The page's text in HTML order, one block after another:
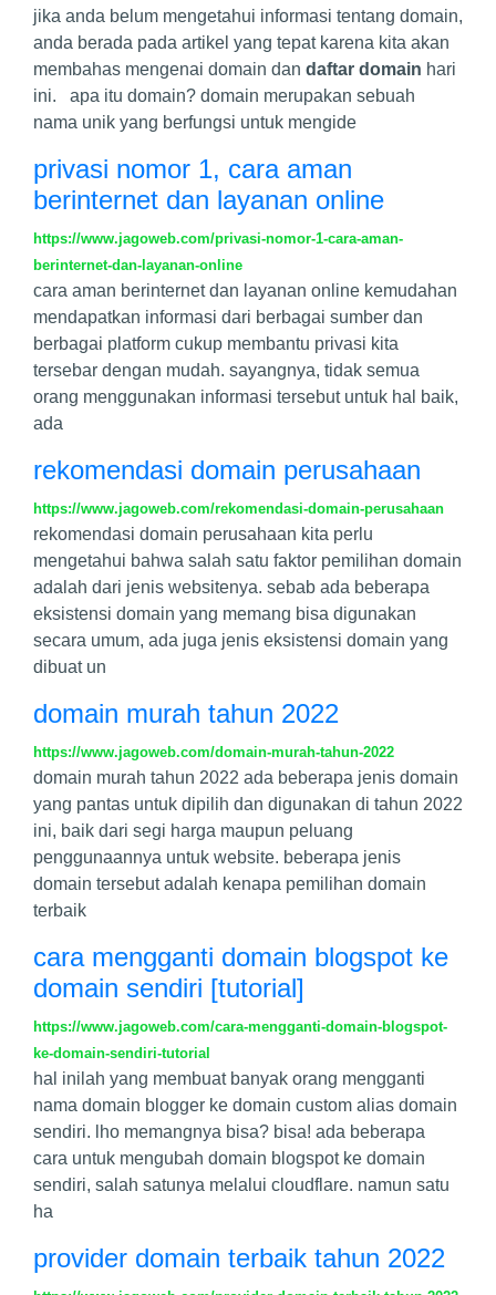
jika anda belum mengetahui informasi tentang domain,
anda berada pada artikel yang tepat karena kita akan
membahas mengenai domain dan daftar domain hari
ini. apa itu domain? domain merupakan sebuah
nama unik yang berfungsi untuk mengide
privasi nomor 1, cara aman
berinternet dan layanan online
https://www.jagoweb.com/privasi-nomor-1-cara-aman-
berinternet-dan-layanan-online
cara aman berinternet dan layanan online kemudahan
mendapatkan informasi dari berbagai sumber dan
berbagai platform cukup membantu privasi kita
tersebar dengan mudah. sayangnya, tidak semua
orang menggunakan informasi tersebut untuk hal baik,
ada
rekomendasi domain perusahaan
https://www.jagoweb.com/rekomendasi-domain-perusahaan
rekomendasi domain perusahaan kita perlu
mengetahui bahwa salah satu faktor pemilihan domain
adalah dari jenis websitenya. sebab ada beberapa
eksistensi domain yang memang bisa digunakan
secara umum, ada juga jenis eksistensi domain yang
dibuat un
domain murah tahun 2022
https://www.jagoweb.com/domain-murah-tahun-2022
domain murah tahun 2022 ada beberapa jenis domain
yang pantas untuk dipilih dan digunakan di tahun 2022
ini, baik dari segi harga maupun peluang
penggunaannya untuk website. beberapa jenis
domain tersebut adalah kenapa pemilihan domain
terbaik
cara mengganti domain blogspot ke
domain sendiri [tutorial]
https://www.jagoweb.com/cara-mengganti-domain-blogspot-
ke-domain-sendiri-tutorial
hal inilah yang membuat banyak orang mengganti
nama domain blogger ke domain custom alias domain
sendiri. lho memangnya bisa? bisa! ada beberapa
cara untuk mengubah domain blogspot ke domain
sendiri, salah satunya melalui cloudflare. namun satu
ha
provider domain terbaik tahun 2022